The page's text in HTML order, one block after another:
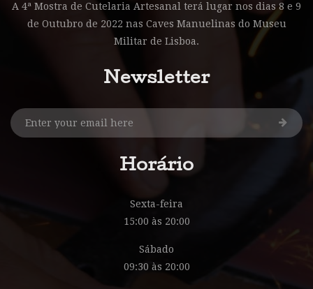
A 4ª Mostra de Cutelaria Artesanal terá lugar nos dias 8 e 9
de Outubro de 2022 nas Caves Manuelinas do Museu
Militar de Lisboa.
Newsletter
Horário
Sexta-feira
15:00 às 20:00
Sábado
09:30 às 20:00